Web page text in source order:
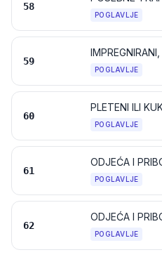
58
POGLAVLJE
59
POGLAVLJE
60
PLETENI ILI
POGLAVLJE
61
POGLAVLJE
62
POGLAVLJE